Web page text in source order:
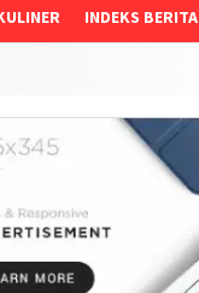
INDEKS BERITA